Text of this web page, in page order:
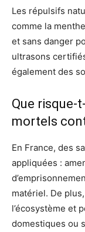
Les répulsifs
comme la
et sans danger
ultrasons
également des
Que risque-
mortels
En France, des
appliquées :
matériel. De
l’écosystème et
domestiques ou